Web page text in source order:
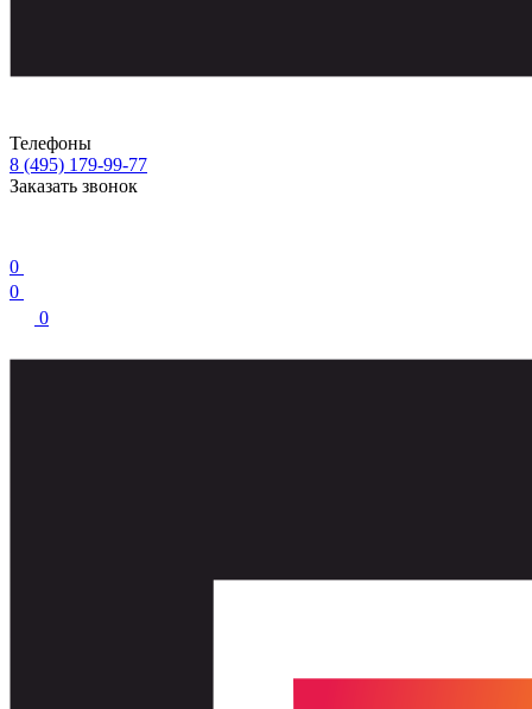
Телефоны
8 (495) 179-99-77
Заказать звонок
0
0
0